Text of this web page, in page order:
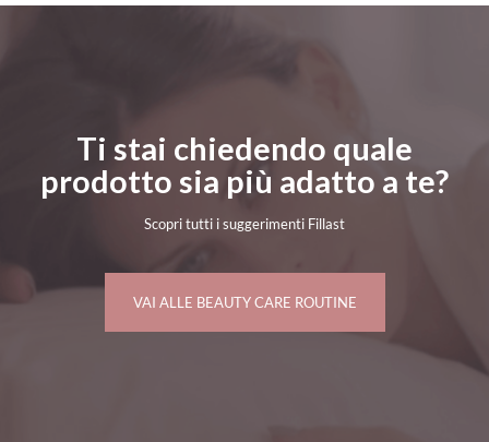
Ti stai chiedendo quale
prodotto sia più adatto a te?
Scopri tutti i suggerimenti Fillast
VAI ALLE BEAUTY CARE ROUTINE